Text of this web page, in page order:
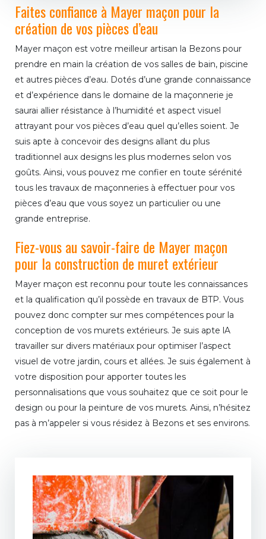
Faites confiance à Mayer maçon pour la
création de vos pièces d’eau
Mayer maçon est votre meilleur artisan la Bezons pour
prendre en main la création de vos salles de bain, piscine
et autres pièces d’eau. Dotés d’une grande connaissance
et d’expérience dans le domaine de la maçonnerie je
saurai allier résistance à l’humidité et aspect visuel
attrayant pour vos pièces d’eau quel qu’elles soient. Je
suis apte à concevoir des designs allant du plus
traditionnel aux designs les plus modernes selon vos
goûts. Ainsi, vous pouvez me confier en toute sérénité
tous les travaux de maçonneries à effectuer pour vos
pièces d’eau que vous soyez un particulier ou une
grande entreprise.
Fiez-vous au savoir-faire de Mayer maçon
pour la construction de muret extérieur
Mayer maçon est reconnu pour toute les connaissances
et la qualification qu’il possède en travaux de BTP. Vous
pouvez donc compter sur mes compétences pour la
conception de vos murets extérieurs. Je suis apte lA
travailler sur divers matériaux pour optimiser l’aspect
visuel de votre jardin, cours et allées. Je suis également à
votre disposition pour apporter toutes les
personnalisations que vous souhaitez que ce soit pour le
design ou pour la peinture de vos murets. Ainsi, n’hésitez
pas à m’appeler si vous résidez à Bezons et ses environs.